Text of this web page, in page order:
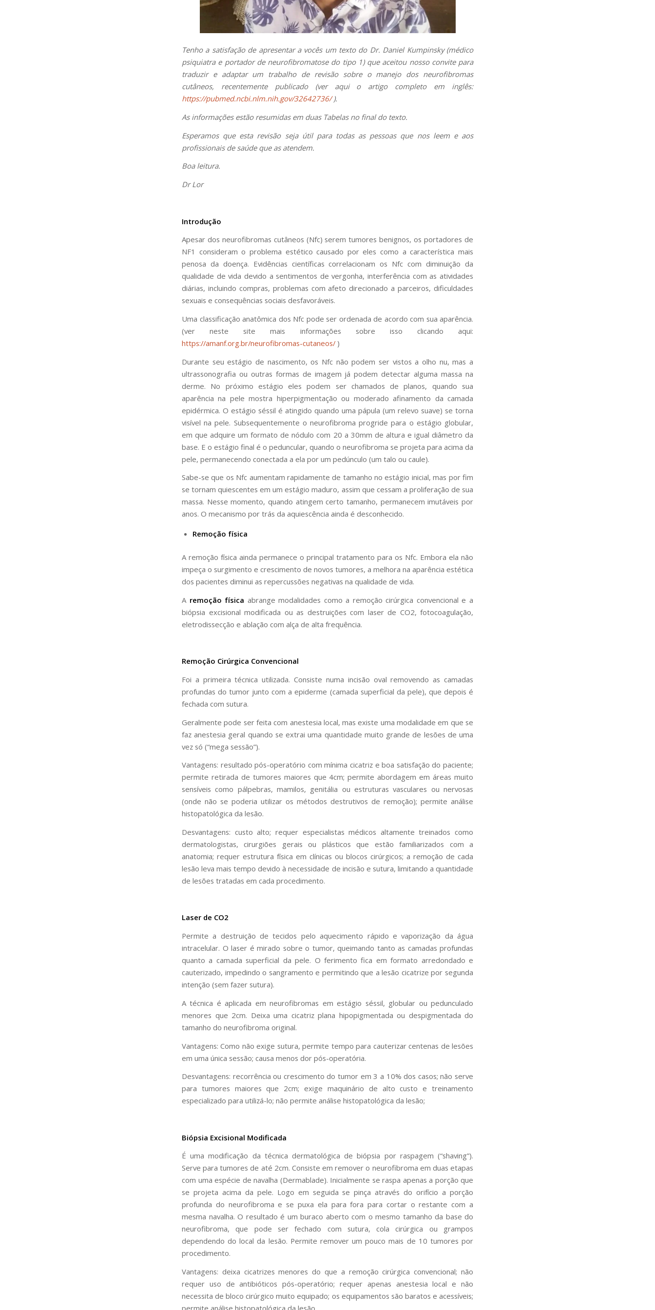
Tenho a satisfação de apresentar a vocês um texto do Dr. Daniel Kumpinsky (médico
psiquiatra e portador de neurofibromatose do tipo 1) que aceitou nosso convite para
traduzir e adaptar um trabalho de revisão sobre o manejo dos neurofibromas
cutâneos, recentemente publicado (ver aqui o artigo completo em inglês:
https://pubmed.ncbi.nlm.nih.gov/32642736/).
As informações estão resumidas em duas Tabelas no final do texto.
Esperamos que esta revisão seja útil para todas as pessoas que nos leem e aos
profissionais de saúde que as atendem.
Boa leitura.
Dr Lor
Introdução
Apesar dos neurofibromas cutâneos (Nfc) serem tumores benignos, os portadores de
NF1 consideram o problema estético causado por eles como a característica mais
penosa da doença. Evidências científicas correlacionam os Nfc com diminuição da
qualidade de vida devido a sentimentos de vergonha, interferência com as atividades
diárias, incluindo compras, problemas com afeto direcionado a parceiros, dificuldades
sexuais e consequências sociais desfavoráveis.
Uma classificação anatômica dos Nfc pode ser ordenada de acordo com sua aparência.
(ver neste site mais informações sobre isso clicando aqui:
https://amanf.org.br/neurofibromas-cutaneos/)
Durante seu estágio de nascimento, os Nfc não podem ser vistos a olho nu, mas a
ultrassonografia ou outras formas de imagem já podem detectar alguma massa na
derme. No próximo estágio eles podem ser chamados de planos, quando sua
aparência na pele mostra hiperpigmentação ou moderado afinamento da camada
epidérmica. O estágio séssil é atingido quando uma pápula (um relevo suave) se torna
visível na pele. Subsequentemente o neurofibroma progride para o estágio globular,
em que adquire um formato de nódulo com 20 a 30mm de altura e igual diâmetro da
base. E o estágio final é o peduncular, quando o neurofibroma se projeta para acima da
pele, permanecendo conectada a ela por um pedúnculo (um talo ou caule).
Sabe-se que os Nfc aumentam rapidamente de tamanho no estágio inicial, mas por fim
se tornam quiescentes em um estágio maduro, assim que cessam a proliferação de sua
massa. Nesse momento, quando atingem certo tamanho, permanecem imutáveis por
anos. O mecanismo por trás da aquiescência ainda é desconhecido.
Remoção física
A remoção física ainda permanece o principal tratamento para os Nfc. Embora ela não
impeça o surgimento e crescimento de novos tumores, a melhora na aparência estética
dos pacientes diminui as repercussões negativas na qualidade de vida.
A remoção física abrange modalidades como a remoção cirúrgica convencional e a
biópsia excisional modificada ou as destruições com laser de CO2, fotocoagulação,
eletrodissecção e ablação com alça de alta frequência.
Remoção Cirúrgica Convencional
Foi a primeira técnica utilizada. Consiste numa incisão oval removendo as camadas
profundas do tumor junto com a epiderme (camada superficial da pele), que depois é
fechada com sutura.
Geralmente pode ser feita com anestesia local, mas existe uma modalidade em que se
faz anestesia geral quando se extrai uma quantidade muito grande de lesões de uma
vez só (“mega sessão”).
Vantagens: resultado pós-operatório com mínima cicatriz e boa satisfação do paciente;
permite retirada de tumores maiores que 4cm; permite abordagem em áreas muito
sensíveis como pálpebras, mamilos, genitália ou estruturas vasculares ou nervosas
(onde não se poderia utilizar os métodos destrutivos de remoção); permite análise
histopatológica da lesão.
Desvantagens: custo alto; requer especialistas médicos altamente treinados como
dermatologistas, cirurgiões gerais ou plásticos que estão familiarizados com a
anatomia; requer estrutura física em clínicas ou blocos cirúrgicos; a remoção de cada
lesão leva mais tempo devido à necessidade de incisão e sutura, limitando a quantidade
de lesões tratadas em cada procedimento.
Laser de CO2
Permite a destruição de tecidos pelo aquecimento rápido e vaporização da água
intracelular. O laser é mirado sobre o tumor, queimando tanto as camadas profundas
quanto a camada superficial da pele. O ferimento fica em formato arredondado e
cauterizado, impedindo o sangramento e permitindo que a lesão cicatrize por segunda
intenção (sem fazer sutura).
A técnica é aplicada em neurofibromas em estágio séssil, globular ou pedunculado
menores que 2cm. Deixa uma cicatriz plana hipopigmentada ou despigmentada do
tamanho do neurofibroma original.
Vantagens: Como não exige sutura, permite tempo para cauterizar centenas de lesões
em uma única sessão; causa menos dor pós-operatória.
Desvantagens: recorrência ou crescimento do tumor em 3 a 10% dos casos; não serve
para tumores maiores que 2cm; exige maquinário de alto custo e treinamento
especializado para utilizá-lo; não permite análise histopatológica da lesão;
Biópsia Excisional Modificada
É uma modificação da técnica dermatológica de biópsia por raspagem (“shaving”).
Serve para tumores de até 2cm. Consiste em remover o neurofibroma em duas etapas
com uma espécie de navalha (Dermablade). Inicialmente se raspa apenas a porção que
se projeta acima da pele. Logo em seguida se pinça através do orifício a porção
profunda do neurofibroma e se puxa ela para fora para cortar o restante com a
mesma navalha. O resultado é um buraco aberto com o mesmo tamanho da base do
neurofibroma, que pode ser fechado com sutura, cola cirúrgica ou grampos
dependendo do local da lesão. Permite remover um pouco mais de 10 tumores por
procedimento.
Vantagens: deixa cicatrizes menores do que a remoção cirúrgica convencional; não
requer uso de antibióticos pós-operatório; requer apenas anestesia local e não
necessita de bloco cirúrgico muito equipado; os equipamentos são baratos e acessíveis;